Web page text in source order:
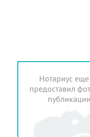
Нотариус
предоставил